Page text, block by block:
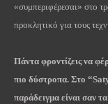
«συμπεριφέρεσαι» στο
προκλητικό για τους
Πάντα φροντίζεις να
πιο δύστροπα. Στο “
παράδειγμα είναι σαν τα